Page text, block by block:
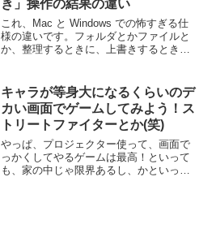
き」操作の結果の違い
これ、Mac と Windows での怖すぎる仕
様の違いです。フォルダとかファイルと
か、整理するときに、上書きするときっ
ダの上書きが、MacとWindowsでやばい
仕様...
キャラが等身大になるくらいのデ
カい画面でゲームしてみよう！ス
トリートファイターとか(笑)
やっぱ、プロジェクター使って、画面で
っかくしてやるゲームは最高！といって
も、家の中じゃ限界あるし、かといっ